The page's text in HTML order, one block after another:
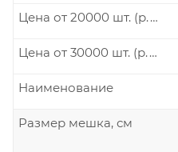
Цена от 20000 шт. (р./шт.)
Цена от 30000 шт. (р./шт.)
Наименование
Размер мешка, см